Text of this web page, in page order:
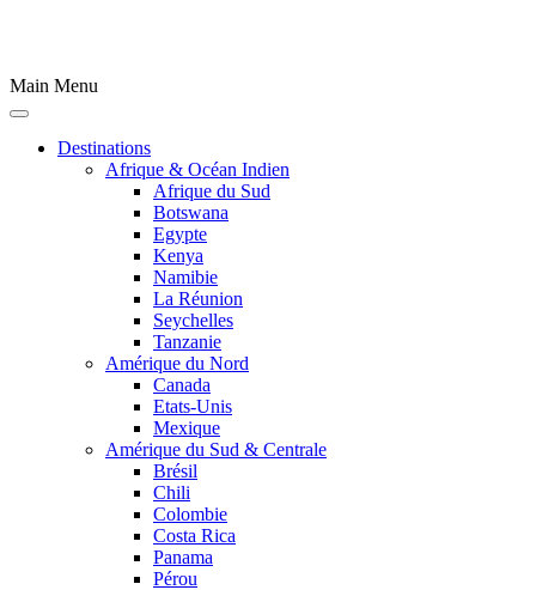
Main Menu
Destinations
Afrique & Océan Indien
Afrique du Sud
Botswana
Egypte
Kenya
Namibie
La Réunion
Seychelles
Tanzanie
Amérique du Nord
Canada
Etats-Unis
Mexique
Amérique du Sud & Centrale
Brésil
Chili
Colombie
Costa Rica
Panama
Pérou